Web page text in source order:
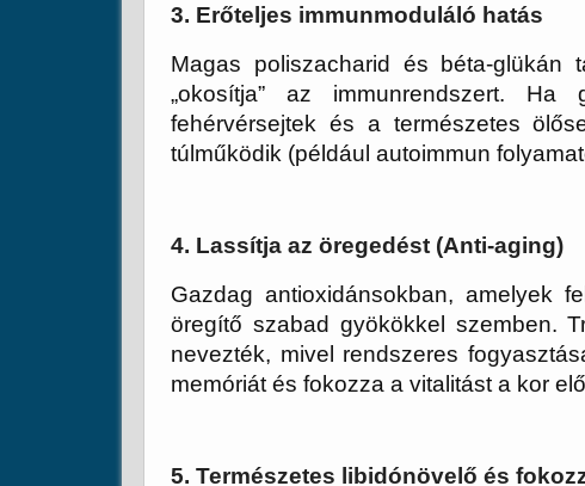
3. Erőteljes immunmoduláló hatás
Magas poliszacharid és béta-glükán
„okosítja” az immunrendszert.
fehérvérsejtek és a természetes
túlműködik (például autoimmun
4. Lassítja az öregedést (Anti-aging)
Gazdag antioxidánsokban, amelyek
öregítő szabad gyökökkel szemben.
nevezték, mivel rendszeres
memóriát és fokozza a vitalitást a kor
5. Természetes libidónövelő és